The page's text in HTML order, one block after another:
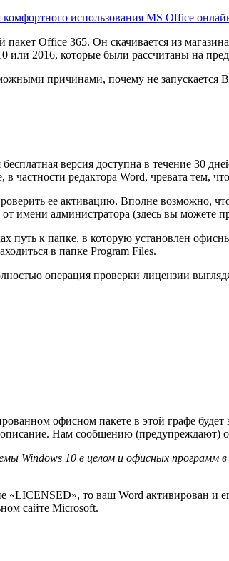
использования MS Office
Office 365. Он скачивается из
или 2016, которые были рассчитаны на
причинами, почему не запускается
версия доступна в течение 30
редактора Word, чревата тем,
ее активацию. Вполне
имени администратора (здесь вы можете
путь к папке, в которую установлен
в папке Program Files.
операция проверки лицензии
офисном пакете в этой графе
Нам сообщению
Windows 10 в целом и офисных программ
«LICENSED», то ваш Word активирован
сайте Microsoft.